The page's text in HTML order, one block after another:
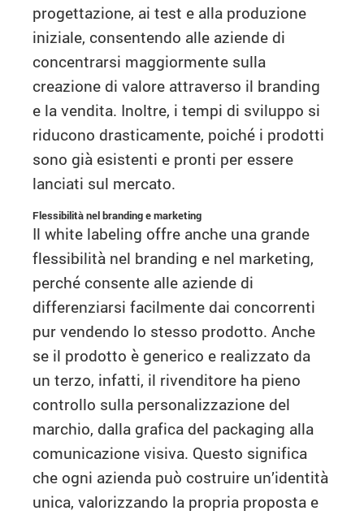
progettazione, ai test e alla produzione
iniziale, consentendo alle aziende di
concentrarsi maggiormente sulla
creazione di valore attraverso il branding
e la vendita. Inoltre, i tempi di sviluppo si
riducono drasticamente, poiché i prodotti
sono già esistenti e pronti per essere
lanciati sul mercato.
Flessibilità nel branding e marketing
Il white labeling offre anche una grande
flessibilità nel branding e nel marketing,
perché consente alle aziende di
differenziarsi facilmente dai concorrenti
pur vendendo lo stesso prodotto. Anche
se il prodotto è generico e realizzato da
un terzo, infatti, il rivenditore ha pieno
controllo sulla personalizzazione del
marchio, dalla grafica del packaging alla
comunicazione visiva. Questo significa
che ogni azienda può costruire un’identità
unica, valorizzando la propria proposta e